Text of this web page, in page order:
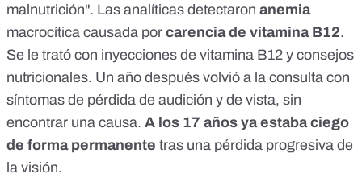
malnutrición". Las analíticas detectaron anemia
macrocítica causada por carencia de vitamina B12.
Se le trató con inyecciones de vitamina B12 y consejos
nutricionales. Un año después volvió a la consulta con
síntomas de pérdida de audición y de vista, sin
encontrar una causa. A los 17 años ya estaba ciego
de forma permanente tras una pérdida progresiva de
la visión.